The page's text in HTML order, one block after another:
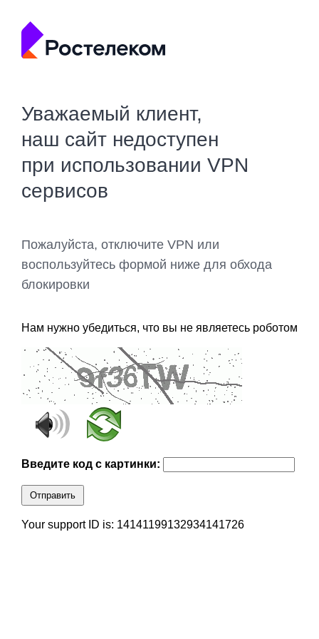
Уважаемый клиент,
наш сайт недоступен
при использовании VPN
сервисов
Пожалуйста, отключите VPN или
воспользуйтесь формой ниже для обхода
блокировки
Нам нужно убедиться, что вы не являетесь роботом
Введите код с картинки:
Отправить
Your support ID is: 14141199132934141726